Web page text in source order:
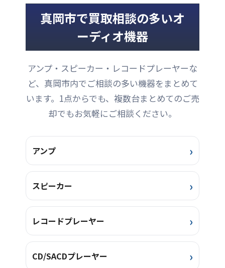
ーディオ黎明期を支えたブ
ランドのひとつで、特にト
ーンアームなど精度の求め
られる製品において高い評
価を受けてきました。ヴィ
ンテージオーディオの世界
では今なお根強い人気を誇
り、コレクターからも注目
される存在です。 今回お譲
りいただいたAC-03 mono
は、モノラル再生に特化し
グレコードの魅力をより深
く引き出すための ...
真岡市で買取相談の多いオ
ーディオ機器
アンプ・スピーカー・レコードプレーヤーな
ど、真岡市内でご相談の多い機器をまとめて
います。1点からでも、複数台まとめてのご売
却でもお気軽にご相談ください。
アンプ
スピーカー
レコードプレーヤー
CD/SACDプレーヤー